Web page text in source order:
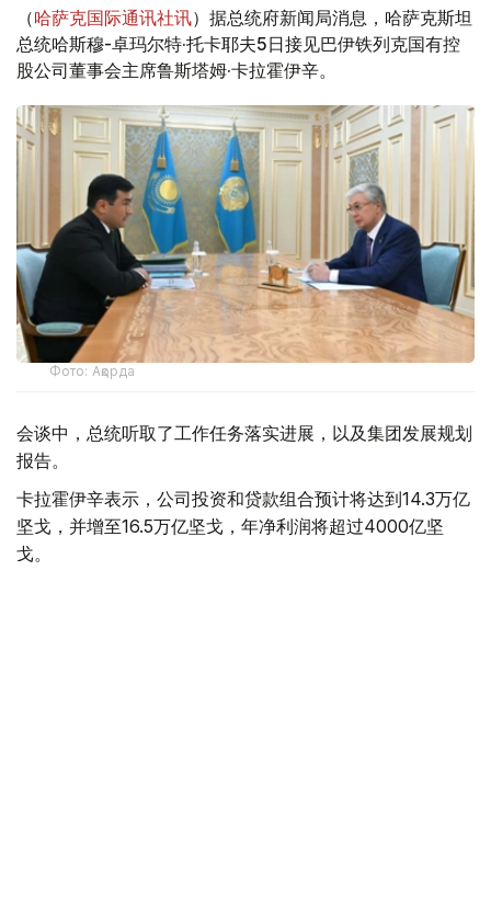
（哈萨克国际通讯社讯）据总统府新闻局消息，哈萨克斯坦
总统哈斯穆-卓玛尔特·托卡耶夫5日接见巴伊铁列克国有控
股公司董事会主席鲁斯塔姆·卡拉霍伊辛。
Фото: Ақорда
会谈中，总统听取了工作任务落实进展，以及集团发展规划
报告。
卡拉霍伊辛表示，公司投资和贷款组合预计将达到14.3万亿
坚戈，并增至16.5万亿坚戈，年净利润将超过4000亿坚
戈。